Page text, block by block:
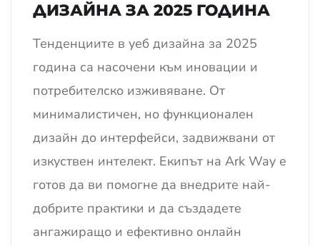
ДИЗАЙНА ЗА 2025 ГОДИНА
Тенденциите в уеб дизайна за 2025
година са насочени към иновации и
потребителско изживяване. От
минималистичен, но функционален
дизайн до интерфейси, задвижвани от
изкуствен интелект. Екипът на Ark Way е
готов да ви помогне да внедрите най-
добрите практики и да създадете
ангажиращо и ефективно онлайн